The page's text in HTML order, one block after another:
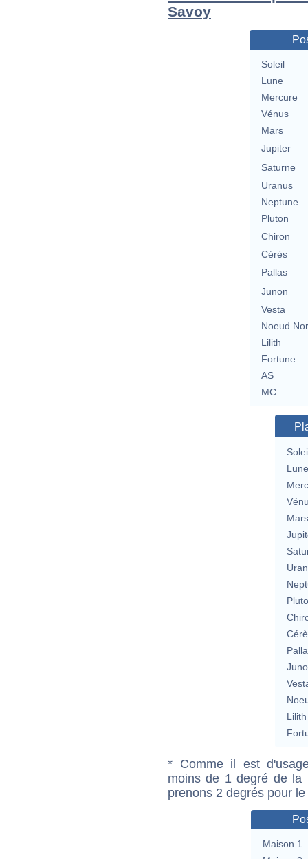
Savoy
Soleil
Lune
Mercure
Vénus
Mars
Jupiter
Saturne
Uranus
Neptune
Pluton
Chiron
Cérès
Pallas
Junon
Vesta
Noeud
Lilith
Fortune
AS
MC
Lune
Mars
Lilith
* Comme il est
moins de 1 degré de la
prenons 2 degrés pour
Maison 1